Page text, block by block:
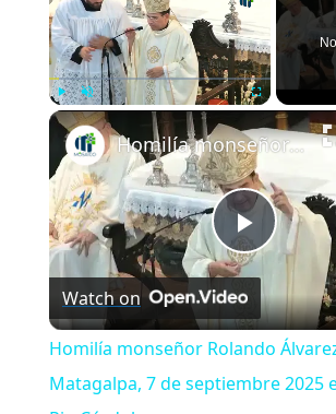
Play Unmute Fullscreen
Play
Video
Homilía monseñor Rolando Álvarez, obispo de Matagalpa, 7 de septiembre 2025 en Palma del Rio Córdoba
Watch on
Homilía monseñor Rolando
Matagalpa, 7 de septiembre 2025